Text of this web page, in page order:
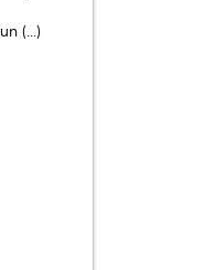
(...)